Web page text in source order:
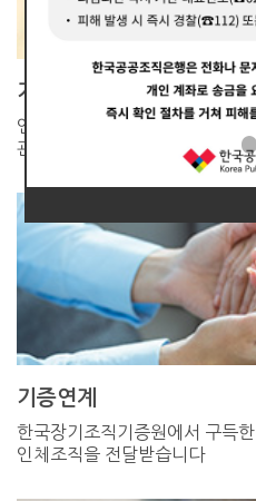
기관소개
인체조직 이식재의 공적
관리기관입니다.
기증연계
한국장기조직기증원에서 구득한
인체조직을 전달받습니다